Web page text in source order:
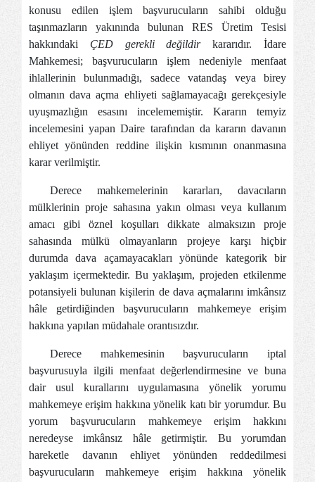
konusu edilen işlem başvurucuların sahibi olduğu
taşınmazların yakınında bulunan RES Üretim Tesisi
hakkındaki ÇED gerekli değildirkararıdır. İdare
Mahkemesi; başvurucuların işlem nedeniyle menfaat
ihlallerinin bulunmadığı, sadece vatandaş veya birey
olmanın dava açma ehliyeti sağlamayacağı gerekçesiyle
uyuşmazlığın esasını incelememiştir. Kararın temyiz
incelemesini yapan Daire tarafından da kararın davanın
ehliyet yönünden reddine ilişkin kısmının onanmasına
karar verilmiştir.
Derece mahkemelerinin kararları, davacıların
mülklerinin proje sahasına yakın olması veya kullanım
amacı gibi öznel koşulları dikkate almaksızın proje
sahasında mülkü olmayanların projeye karşı hiçbir
durumda dava açamayacakları yönünde kategorik bir
yaklaşım içermektedir. Bu yaklaşım, projeden etkilenme
potansiyeli bulunan kişilerin de dava açmalarını imkânsız
hâle getirdiğinden başvurucuların mahkemeye erişim
hakkına yapılan müdahale orantısızdır.
Derece mahkemesinin başvurucuların iptal
başvurusuyla ilgili menfaat değerlendirmesine ve buna
dair usul kurallarını uygulamasına yönelik yorumu
mahkemeye erişim hakkına yönelik katı bir yorumdur. Bu
yorum başvurucuların mahkemeye erişim hakkını
neredeyse imkânsız hâle getirmiştir. Bu yorumdan
hareketle davanın ehliyet yönünden reddedilmesi
başvurucuların mahkemeye erişim hakkına yönelik